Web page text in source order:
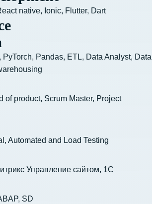
native, Ionic, Flutter, Dart
PyTorch, Pandas, ETL, Data Analyst, Data
of product, Scrum Master, Project
Automated and Load Testing
Управление сайтом, 1С
SD